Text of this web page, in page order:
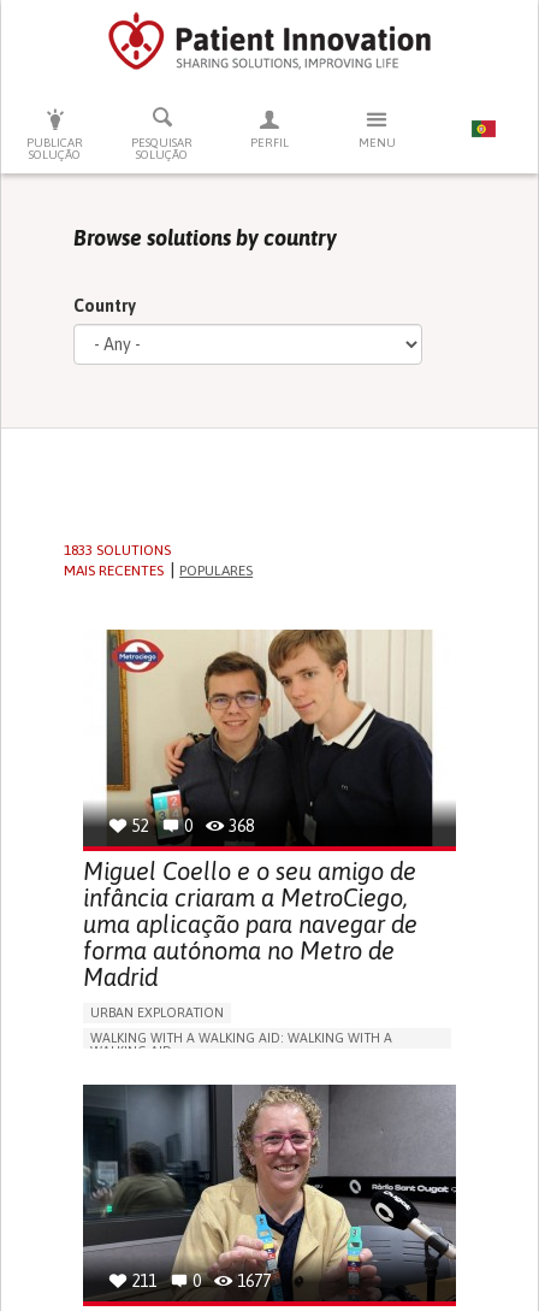
PUBLICAR
SOLUÇÃO
PESQUISAR
SOLUÇÃO
PERFIL MENU
PRESSIONE ENTER PARA PESQUISAR
Browse solutions by country
Country
1833 SOLUTIONS
MAIS RECENTES
POPULARES
52 0 368
Miguel Coello e o seu amigo de
infância criaram a MetroCiego,
uma aplicação para navegar de
forma autónoma no Metro de
Madrid
URBAN EXPLORATION
WALKING WITH A WALKING AID: WALKING WITH A
WALKING AID
APP (INCLUDING WHEN CONNECTED WITH WEARABLE)
ONLINE SERVICE
SOCIAL WITHDRAWAL OR ISOLATION
VISION PROBLEMS
PROMOTING INCLUSIVITY AND SOCIAL INTEGRATION
OPHTHALMOLOGY
SPAIN
211 0 1677